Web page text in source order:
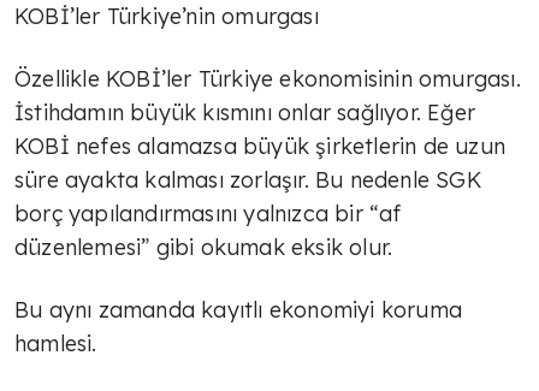
KOBİ’ler Türkiye’nin omurgası
Özellikle KOBİ’ler Türkiye ekonomisinin omurgası.
İstihdamın büyük kısmını onlar sağlıyor. Eğer
KOBİ nefes alamazsa büyük şirketlerin de uzun
süre ayakta kalması zorlaşır. Bu nedenle SGK
borç yapılandırmasını yalnızca bir “af
düzenlemesi” gibi okumak eksik olur.
Bu aynı zamanda kayıtlı ekonomiyi koruma
hamlesi.
TÜLİN YALMAN
Zorlu süreç
TÜLİN YALMAN